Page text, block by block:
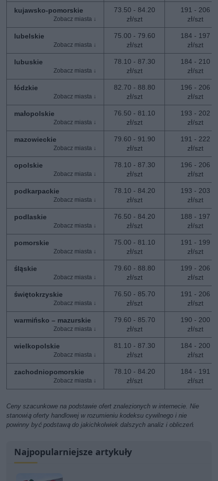
kujawsko-pomorskie
73.50 - 84.20
zł/szt
191 - 206
zł/szt
lubelskie
75.00 - 79.60
zł/szt
184 - 197
zł/szt
lubuskie
78.10 - 87.30
zł/szt
184 - 210
zł/szt
łódzkie
82.70 - 88.80
zł/szt
196 - 206
zł/szt
małopolskie
76.50 - 81.10
zł/szt
193 - 202
zł/szt
mazowieckie
79.60 - 91.90
zł/szt
191 - 222
zł/szt
opolskie
78.10 - 87.30
zł/szt
196 - 206
zł/szt
podkarpackie
78.10 - 84.20
zł/szt
193 - 203
zł/szt
podlaskie
76.50 - 84.20
zł/szt
188 - 197
zł/szt
pomorskie
75.00 - 81.10
zł/szt
191 - 199
zł/szt
śląskie
79.60 - 88.80
zł/szt
199 - 206
zł/szt
świętokrzyskie
76.50 - 85.70
zł/szt
191 - 206
zł/szt
warmińsko – mazurskie
79.60 - 85.70
zł/szt
190 - 200
zł/szt
wielkopolskie
81.10 - 87.30
zł/szt
184 - 200
zł/szt
zachodniopomorskie
78.10 - 84.20
zł/szt
184 - 191
zł/szt
Ceny szacunkowe na podstawie ofert znalezionych w internecie. Nie
stanowią oferty handlowej w rozumieniu kodeksu cywilnego i nie
powinny być podstawą do jakichkolwiek dalszych analiz i obliczeń.
Najpopularniejsze artykuły